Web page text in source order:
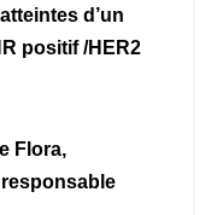
d’un
positif /HER2
Flora,